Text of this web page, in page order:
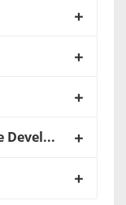
System Integration & Software Development